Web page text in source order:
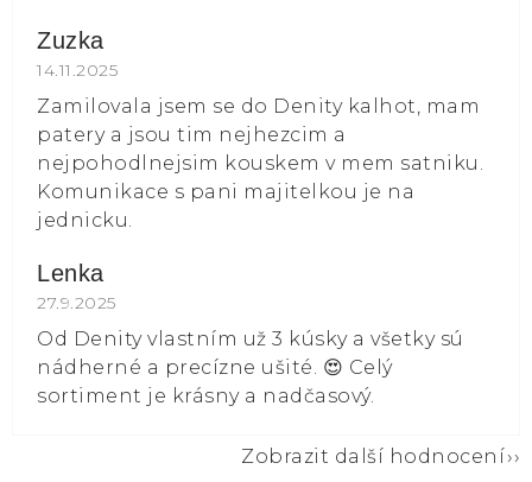
Zuzka
Hodnocení obchodu je 5 z 5 hvězdiček.
14.11.2025
Zamilovala jsem se do Denity kalhot, mam
patery a jsou tim nejhezcim a
nejpohodlnejsim kouskem v mem satniku.
Komunikace s pani majitelkou je na
jednicku.
Lenka
Hodnocení obchodu je 5 z 5 hvězdiček.
27.9.2025
Od Denity vlastním už 3 kúsky a všetky sú
nádherné a precízne ušité. 😍 Celý
sortiment je krásny a nadčasový.
Zobrazit další hodnocení